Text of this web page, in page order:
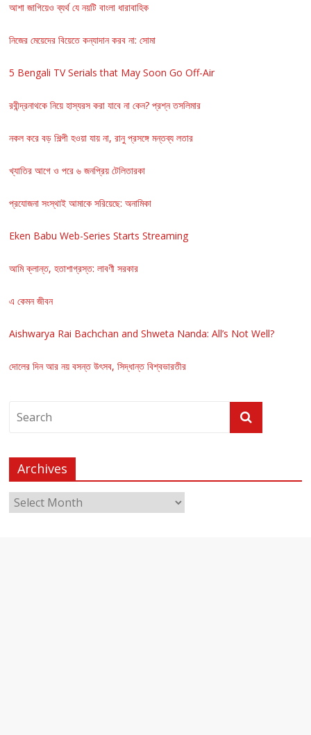
আশা জাগিয়েও ব্যর্থ যে নয়টি বাংলা ধারাবাহিক
নিজের মেয়েদের বিয়েতে কন্যাদান করব না: সোমা
5 Bengali TV Serials that May Soon Go Off-Air
রবীন্দ্রনাথকে নিয়ে হাস্যরস করা যাবে না কেন? প্রশ্ন তসলিমার
নকল করে বড় শিল্পী হওয়া যায় না, রানু প্রসঙ্গে মন্তব্য লতার
খ্যাতির আগে ও পরে ৬ জনপ্রিয় টেলিতারকা
প্রযোজনা সংস্থাই আমাকে সরিয়েছে: অনামিকা
Eken Babu Web-Series Starts Streaming
আমি ক্লান্ত, হতাশাগ্রস্ত: লাবণী সরকার
এ কেমন জীবন
Aishwarya Rai Bachchan and Shweta Nanda: All’s Not Well?
দোলের দিন আর নয় বসন্ত উৎসব, সিদ্ধান্ত বিশ্বভারতীর
Archives